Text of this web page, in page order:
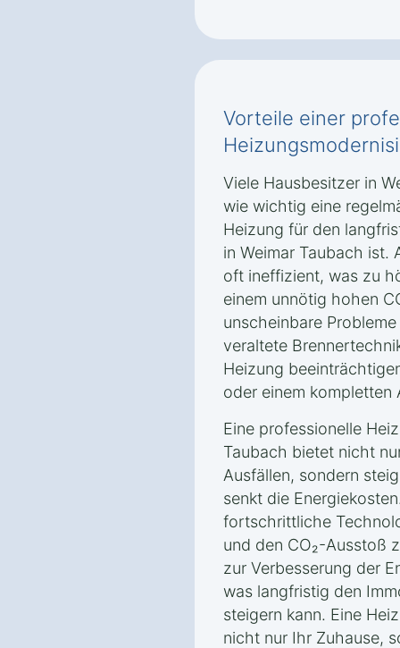
Vorteile einer
Viele Hausbesitzer in
wie wichtig eine
Heizung für den
in Weimar Taubach ist.
oft ineffizient, was zu
einem unnötig hohen
unscheinbare
veraltete
Heizung
oder einem kompletten
Eine professionelle
Taubach bietet nicht
Ausfällen, sondern
senkt die
fortschrittliche
und den CO₂-Ausstoß
zur Verbesserung der
was langfristig den
steigern kann. Eine
nicht nur Ihr Zuhause,